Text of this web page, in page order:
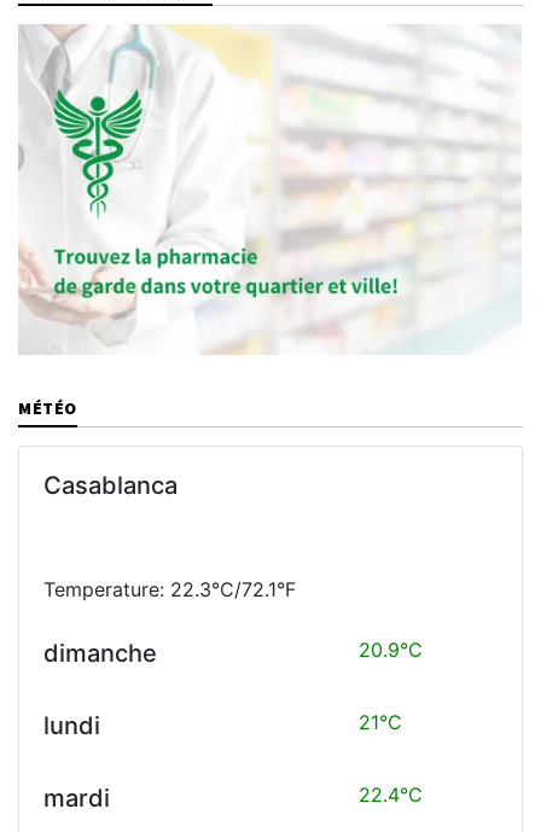
MÉTÉO
Casablanca
Temperature: 22.3°C/72.1°F
dimanche 20.9°C
lundi 21°C
mardi 22.4°C